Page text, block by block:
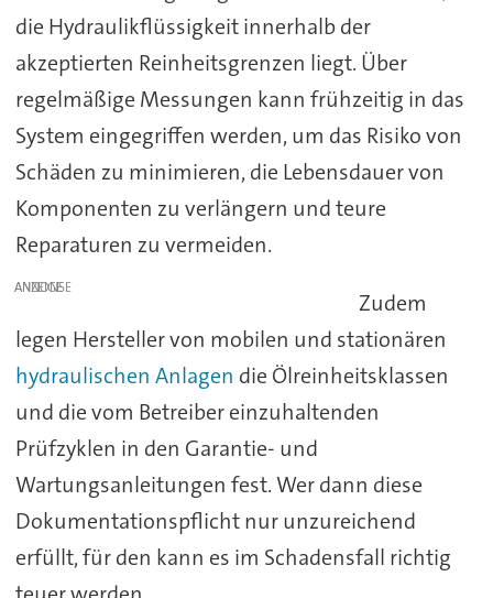
die Hydraulikflüssigkeit innerhalb der
akzeptierten Reinheitsgrenzen liegt. Über
regelmäßige Messungen kann frühzeitig in das
System eingegriffen werden, um das Risiko von
Schäden zu minimieren, die Lebensdauer von
Komponenten zu verlängern und teure
Reparaturen zu vermeiden.
ANZEIGE
Zudem
legen Hersteller von mobilen und stationären
hydraulischen Anlagen die Ölreinheitsklassen
und die vom Betreiber einzuhaltenden
Prüfzyklen in den Garantie- und
Wartungsanleitungen fest. Wer dann diese
Dokumentationspflicht nur unzureichend
erfüllt, für den kann es im Schadensfall richtig